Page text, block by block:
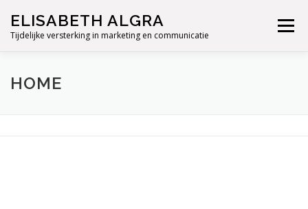
naarELISABETH ALGRA
Tijdelijke versterking in marketing en communicatie
Menu
HOME